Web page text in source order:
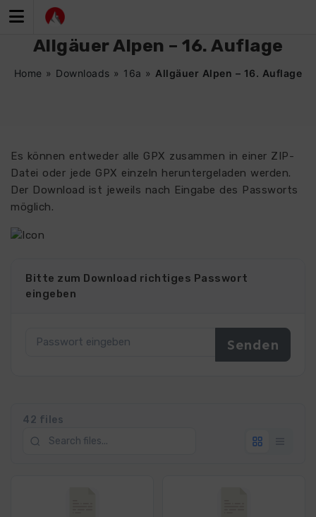
Inhalt
Allgäuer Alpen – 16. Auflage
Home » Downloads » 16a » Allgäuer Alpen – 16. Auflage
Es können entweder alle GPX zusammen in einer ZIP-
Datei oder jede GPX einzeln heruntergeladen werden.
Der Download ist jeweils nach Eingabe des Passworts
möglich.
Bitte zum Download richtiges Passwort
eingeben
42 files